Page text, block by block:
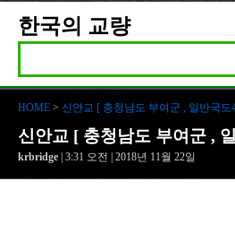
한국의 교량
HOME > 신안교 [ 충청남도 부여군 , 일반국도
신안교 [ 충청남도 부여군 ,
krbridge | 3:31 오전 | 2018년 11월 22일